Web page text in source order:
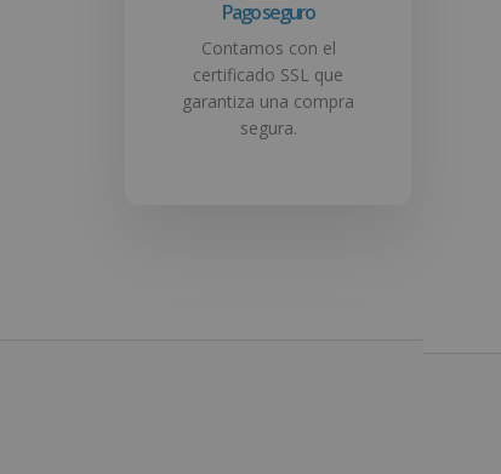
Pago seguro
Contamos con el
certificado SSL que
garantiza una compra
segura.